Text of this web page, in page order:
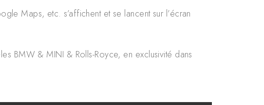
Maps, etc. s’affichent et se lancent sur l’écran
BMW & MINI & Rolls-Royce, en exclusivité dans